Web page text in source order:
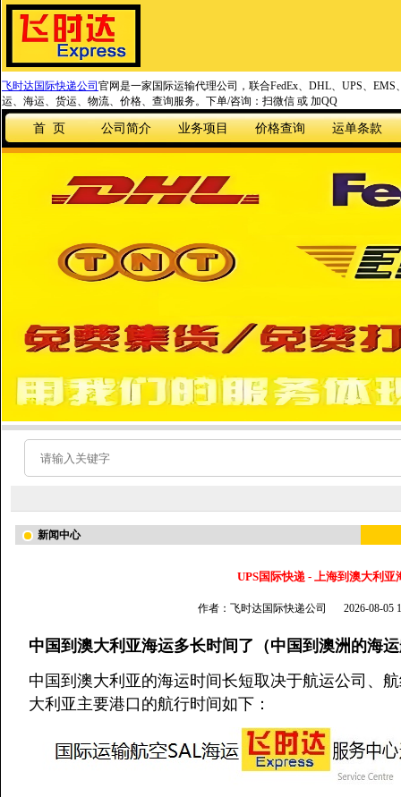
飞时达国际快递公司 官网是一家国际运输代理公司，联合FedEx、DHL、UPS、
运、海运、货运、物流、价格、查询服务。下单/咨询：扫微信 或 加QQ
首 页 公司简介 业务项目 价格查询 运单条款
新闻中心
UPS国际快递 - 上海到澳大利
作者：飞时达国际快递公司 2026-08-05
中国到澳大利亚海运多长时间了（中国到澳洲的海
中国到澳大利亚的海运时间长短取决于航运公司、
大利亚主要港口的航行时间如下：